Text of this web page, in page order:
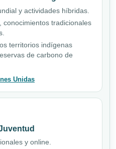
y actividades híbridas.
conocimientos tradicionales
territorios indígenas
de carbono de
Unidas
y online.